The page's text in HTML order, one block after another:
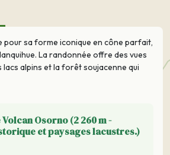
pour sa forme iconique en cône parfait,
La randonnée offre des vues
lacs alpins et la forêt soujacenne qui
Osorno (2 260 m -
et paysages lacustres.)